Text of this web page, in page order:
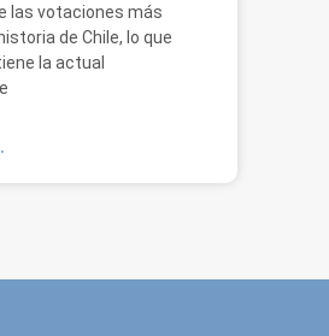
las votaciones más
de Chile, lo que
la actual